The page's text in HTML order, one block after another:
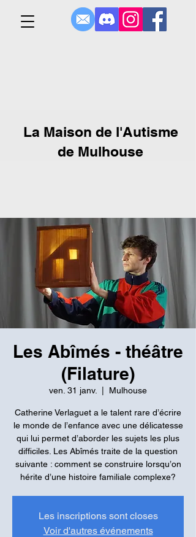
La Maison de l'Autisme
de Mulhouse
Les Abîmés - théâtre
(Filature)
ven. 31 janv. Mulhouse
Catherine Verlaguet a le talent rare d’écrire
le monde de l’enfance avec une délicatesse
qui lui permet d’aborder les sujets les plus
difficiles. Les Abîmés traite de la question
suivante : comment se construire lorsqu’on
hérite d’une histoire familiale complexe?
Les inscriptions sont closes
Voir d'autres événements